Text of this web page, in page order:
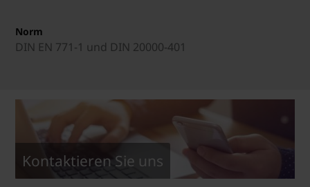
Norm
DIN EN 771-1 und DIN 20000-401
Kontaktieren Sie uns